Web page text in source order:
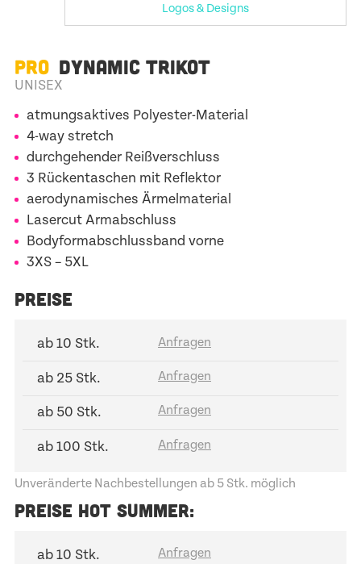
Logos & Designs
PRO DYNAMIC TRIKOT
UNISEX
atmungsaktives Polyester-Material
4-way stretch
durchgehender Reißverschluss
3 Rückentaschen mit Reflektor
aerodynamisches Ärmelmaterial
Lasercut Armabschluss
Bodyformabschlussband vorne
3XS – 5XL
PREISE
ab 10 Stk.
ab 25 Stk.
ab 50 Stk.
ab 100 Stk.
Unveränderte Nachbestellungen ab 5 Stk. möglich
PREISE HOT SUMMER:
ab 10 Stk.